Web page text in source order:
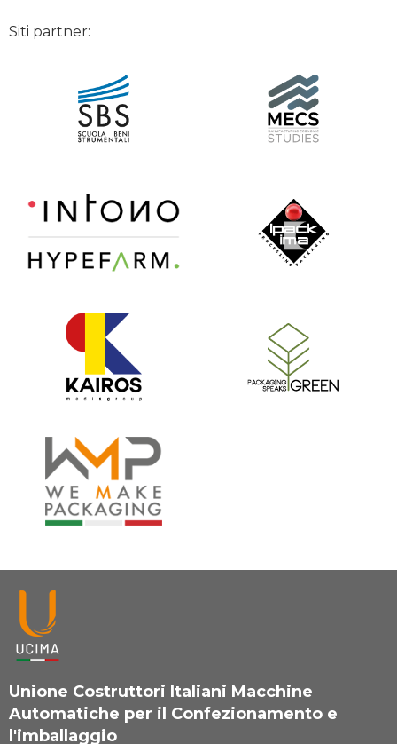
Siti partner:
Unione Costruttori Italiani Macchine
Automatiche per il Confezionamento e
l'imballaggio